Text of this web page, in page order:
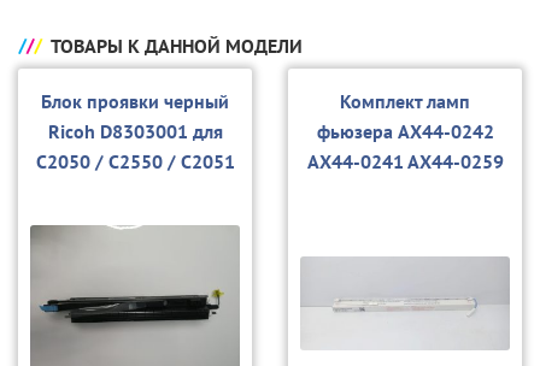
ТОВАРЫ К ДАННОЙ МОДЕЛИ
Блок проявки черный
Ricoh D8303001 для
C2050 / C2550 / C2051
Комплект ламп
фьюзера AX44-0242
AX44-0241 AX44-0259